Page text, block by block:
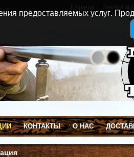
КОНТАКТЫ О НАС
предоставляемых услуг.